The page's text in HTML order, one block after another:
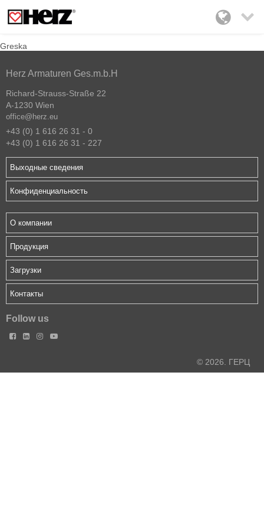

Greska
Herz Armaturen Ges.m.b.H
Richard-Strauss-Straße 22
A-1230 Wien
office@herz.eu
+43 (0) 1 616 26 31 - 0
+43 (0) 1 616 26 31 - 227
Выходные сведения
Конфиденциальность
О компании
Продукция
Загрузки
Контакты
Follow us
   
© 2026. ГЕРЦ